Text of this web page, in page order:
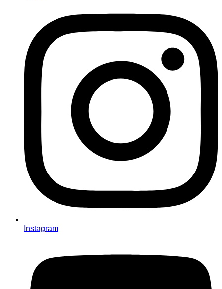
Instagram